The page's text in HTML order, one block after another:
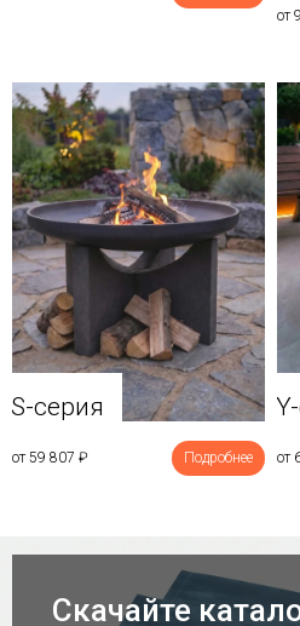
от
S-серия
от 59 807 ₽ Подробнее от
Скачайте